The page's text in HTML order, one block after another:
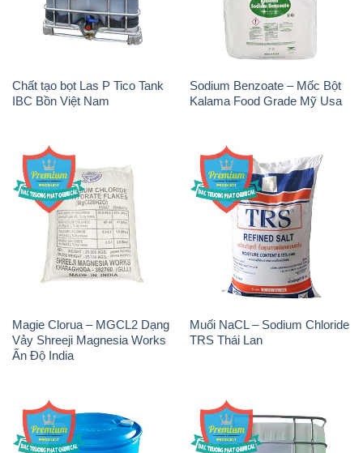
Chất tạo bọt Las P Tico Tank
IBC Bồn Việt Nam
Sodium Benzoate – Mốc Bột
Kalama Food Grade Mỹ Usa
Magie Clorua – MGCL2 Dạng
Vảy Shreeji Magnesia Works
Ấn Độ India
Muối NaCL – Sodium Chloride
TRS Thái Lan